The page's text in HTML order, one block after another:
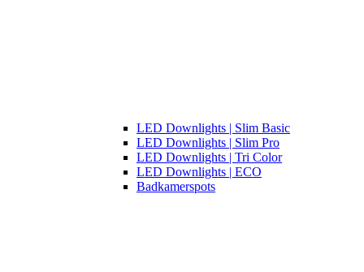
LED Downlights | Slim Basic
LED Downlights | Slim Pro
LED Downlights | Tri Color
LED Downlights | ECO
Badkamerspots